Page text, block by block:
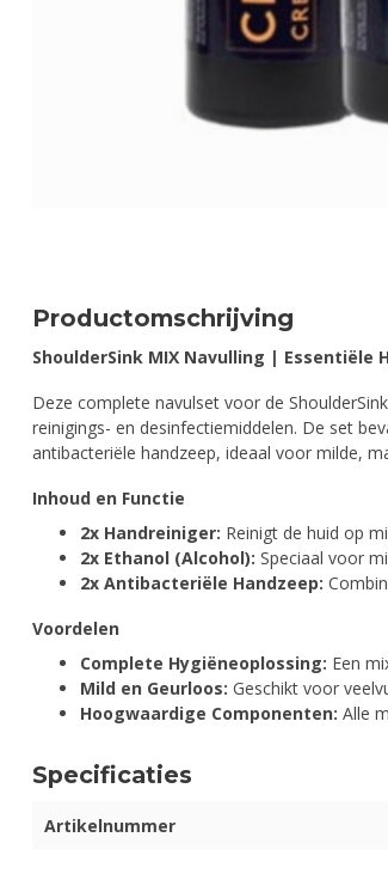
Productomschrijving
ShoulderSink MIX Navulling | Essentiële
Deze complete navulset voor de
reinigings- en desinfectiemiddelen. De set
antibacteriële handzeep, ideaal voor milde,
Inhoud en Functie
2x Handreiniger: Reinigt de huid op
2x Ethanol (Alcohol): Speciaal voor
2x Antibacteriële Handzeep:
Voordelen
Complete Hygiëneoplossing: Een
Mild en Geurloos: Geschikt voor
Hoogwaardige Componenten: Alle
Specificaties
Artikelnummer